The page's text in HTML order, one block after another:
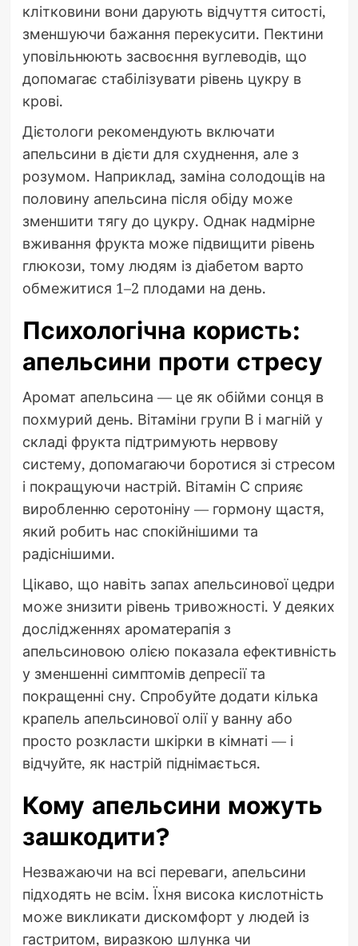
клітковини вони дарують відчуття ситості,
зменшуючи бажання перекусити. Пектини
уповільнюють засвоєння вуглеводів, що
допомагає стабілізувати рівень цукру в
крові.
Дієтологи рекомендують включати
апельсини в дієти для схуднення, але з
розумом. Наприклад, заміна солодощів на
половину апельсина після обіду може
зменшити тягу до цукру. Однак надмірне
вживання фрукта може підвищити рівень
глюкози, тому людям із діабетом варто
обмежитися 1–2 плодами на день.
Психологічна користь:
апельсини проти стресу
Аромат апельсина — це як обійми сонця в
похмурий день. Вітаміни групи В і магній у
складі фрукта підтримують нервову
систему, допомагаючи боротися зі стресом
і покращуючи настрій. Вітамін С сприяє
виробленню серотоніну — гормону щастя,
який робить нас спокійнішими та
радіснішими.
Цікаво, що навіть запах апельсинової цедри
може знизити рівень тривожності. У деяких
дослідженнях ароматерапія з
апельсиновою олією показала ефективність
у зменшенні симптомів депресії та
покращенні сну. Спробуйте додати кілька
крапель апельсинової олії у ванну або
просто розкласти шкірки в кімнаті — і
відчуйте, як настрій піднімається.
Кому апельсини можуть
зашкодити?
Незважаючи на всі переваги, апельсини
підходять не всім. Їхня висока кислотність
може викликати дискомфорт у людей із
гастритом, виразкою шлунка чи